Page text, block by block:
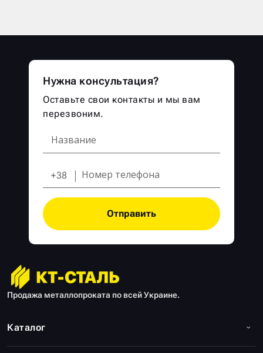
Продажа металлопроката по всей Украине.
Каталог
Нужна консультация?
Оставьте свои контакты и мы вам
перезвоним.
+38
Отправить